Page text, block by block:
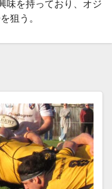
味を持っており、オジ
狙う。